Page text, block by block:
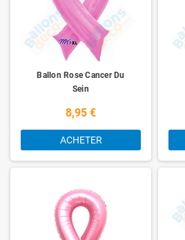
Ballon Rose Cancer Du
Sein
8,95 €
ACHETER